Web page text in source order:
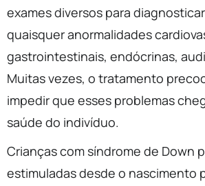
exames diversos para
quaisquer anormalidades
gastrointestinais, endócrinas,
Muitas vezes, o tratamento
impedir que esses problemas
saúde do indivíduo.
Crianças com síndrome de Down
estimuladas desde o nascimento